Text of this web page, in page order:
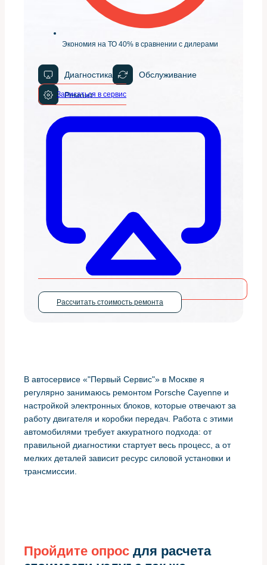
Экономия на ТО 40% в сравнении с дилерами
Диагностика Обслуживание
Ремонт
Записаться в сервис
Рассчитать стоимость ремонта
В автосервисе «"Первый Сервис"» в Москве я
регулярно занимаюсь ремонтом Porsche Cayenne и
настройкой электронных блоков, которые отвечают за
работу двигателя и коробки передач. Работа с этими
автомобилями требует аккуратного подхода: от
правильной диагностики стартует весь процесс, а от
мелких деталей зависит ресурс силовой установки и
трансмиссии.
Пройдите опрос для расчета